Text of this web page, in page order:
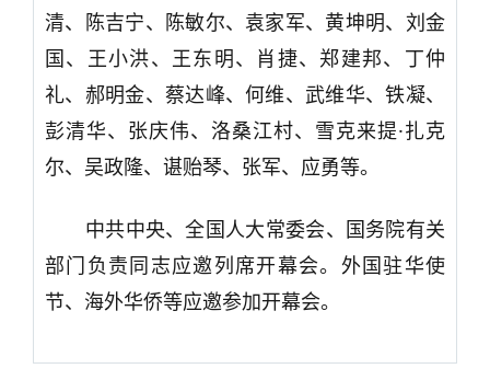
清、陈吉宁、陈敏尔、袁家军、黄坤明、刘金
国、王小洪、王东明、肖捷、郑建邦、丁仲
礼、郝明金、蔡达峰、何维、武维华、铁凝、
彭清华、张庆伟、洛桑江村、雪克来提·扎克
尔、吴政隆、谌贻琴、张军、应勇等。
中共中央、全国人大常委会、国务院有关
部门负责同志应邀列席开幕会。外国驻华使
节、海外华侨等应邀参加开幕会。